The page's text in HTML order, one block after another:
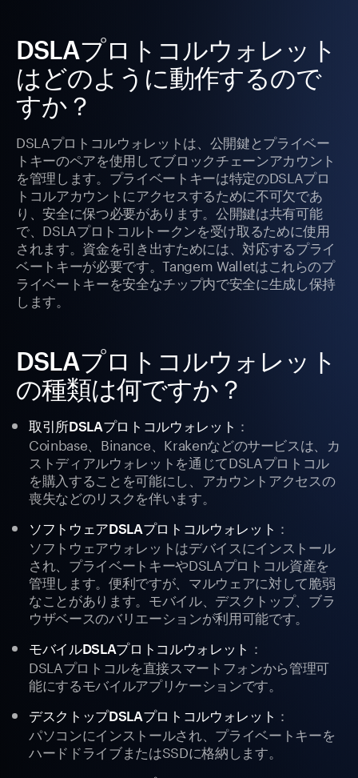
DSLAプロトコルウォレット
はどのように動作するので
すか？
DSLAプロトコルウォレットは、公開鍵とプライベー
トキーのペアを使用してブロックチェーンアカウント
を管理します。プライベートキーは特定のDSLAプロ
トコルアカウントにアクセスするために不可欠であ
り、安全に保つ必要があります。公開鍵は共有可能
で、DSLAプロトコルトークンを受け取るために使用
されます。資金を引き出すためには、対応するプライ
ベートキーが必要です。Tangem Walletはこれらのプ
ライベートキーを安全なチップ内で安全に生成し保持
します。
DSLAプロトコルウォレット
の種類は何ですか？
取引所DSLAプロトコルウォレット ：
Coinbase、Binance、Krakenなどのサービスは、カ
ストディアルウォレットを通じてDSLAプロトコル
を購入することを可能にし、アカウントアクセスの
喪失などのリスクを伴います。
ソフトウェアDSLAプロトコルウォレット ：
ソフトウェアウォレットはデバイスにインストール
され、プライベートキーやDSLAプロトコル資産を
管理します。便利ですが、マルウェアに対して脆弱
なことがあります。モバイル、デスクトップ、ブラ
ウザベースのバリエーションが利用可能です。
モバイルDSLAプロトコルウォレット ：
DSLAプロトコルを直接スマートフォンから管理可
能にするモバイルアプリケーションです。
デスクトップDSLAプロトコルウォレット ：
パソコンにインストールされ、プライベートキーを
ハードドライブまたはSSDに格納します。